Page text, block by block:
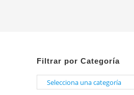
Filtrar por Categoría
Selecciona